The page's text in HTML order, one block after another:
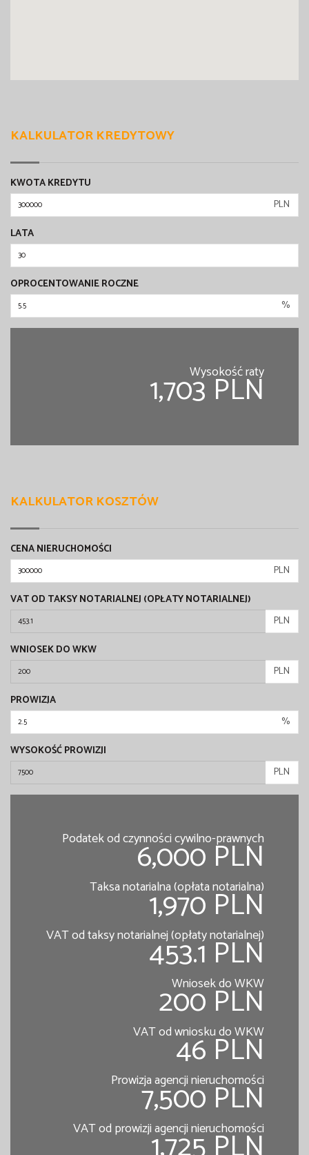
KALKULATOR KREDYTOWY
KWOTA KREDYTU
PLN
LATA
OPROCENTOWANIE ROCZNE
%
Wysokość raty
1,703 PLN
KALKULATOR KOSZTÓW
CENA NIERUCHOMOŚCI
PLN
VAT OD TAKSY NOTARIALNEJ (OPŁATY NOTARIALNEJ)
PLN
WNIOSEK DO WKW
PLN
PROWIZJA
%
WYSOKOŚĆ PROWIZJI
PLN
Podatek od czynności cywilno-prawnych
6,000 PLN
Taksa notarialna (opłata notarialna)
1,970 PLN
VAT od taksy notarialnej (opłaty notarialnej)
453.1 PLN
Wniosek do WKW
200 PLN
VAT od wniosku do WKW
46 PLN
Prowizja agencji nieruchomości
7,500 PLN
VAT od prowizji agencji nieruchomości